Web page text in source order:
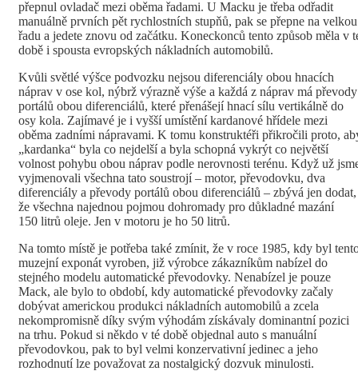
přepnul ovladač mezi oběma řadami. U Macku je třeba odřadit
manuálně prvních pět rychlostních stupňů, pak se přepne na velkou
řadu a jedete znovu od začátku. Koneckonců tento způsob měla v
době i spousta evropských nákladních automobilů.
Kvůli světlé výšce podvozku nejsou diferenciály obou hnacích
náprav v ose kol, nýbrž výrazně výše a každá z náprav má převody
portálů obou diferenciálů, které přenášejí hnací sílu vertikálně do
osy kola. Zajímavé je i vyšší umístění kardanové hřídele mezi
oběma zadními nápravami. K tomu konstruktéři přikročili proto,
„kardanka“ byla co nejdelší a byla schopná vykrýt co největší
volnost pohybu obou náprav podle nerovnosti terénu. Když už
vyjmenovali všechna tato soustrojí – motor, převodovku, dva
diferenciály a převody portálů obou diferenciálů – zbývá jen dodat,
že všechna najednou pojmou dohromady pro důkladné mazání
150 litrů oleje. Jen v motoru je ho 50 litrů.
Na tomto místě je potřeba také zmínit, že v roce 1985, kdy byl
muzejní exponát vyroben, již výrobce zákazníkům nabízel do
stejného modelu automatické převodovky. Nenabízel je pouze
Mack, ale bylo to období, kdy automatické převodovky začaly
dobývat americkou produkci nákladních automobilů a zcela
nekompromisně díky svým výhodám získávaly dominantní pozici
na trhu. Pokud si někdo v té době objednal auto s manuální
převodovkou, pak to byl velmi konzervativní jedinec a jeho
rozhodnutí lze považovat za nostalgický dozvuk minulosti.